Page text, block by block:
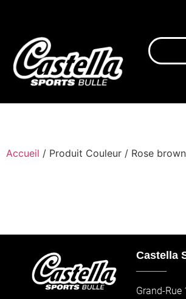
Accueil / Produit Couleur / Rose brown
Castella
Grand-Rue